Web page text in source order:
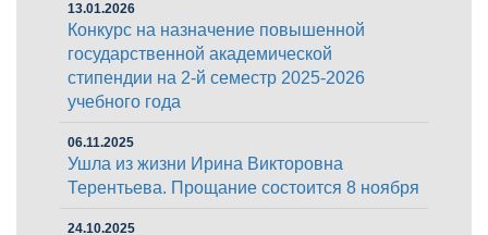
13.01.2026
Конкурс на назначение повышенной
государственной академической
стипендии на 2-й семестр 2025-2026
учебного года
06.11.2025
Ушла из жизни Ирина Викторовна
Терентьева. Прощание состоится 8 ноября
24.10.2025